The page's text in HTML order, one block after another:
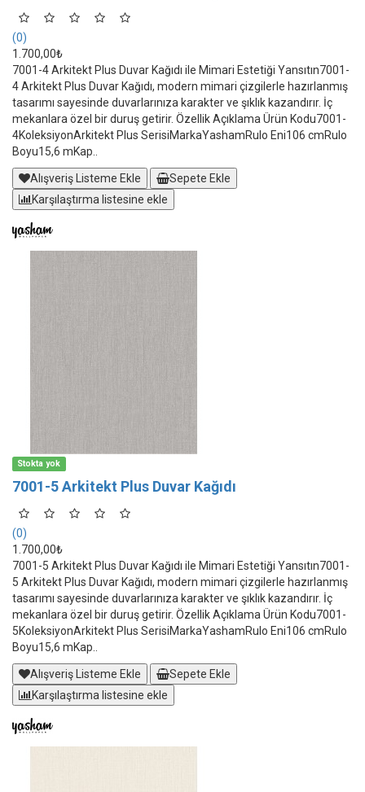
(0)
1.700,00₺
7001-4 Arkitekt Plus Duvar Kağıdı ile Mimari Estetiği Yansıtın7001-
4 Arkitekt Plus Duvar Kağıdı, modern mimari çizgilerle hazırlanmış
tasarımı sayesinde duvarlarınıza karakter ve şıklık kazandırır. İç
mekanlara özel bir duruş getirir. Özellik Açıklama Ürün Kodu7001-
4KoleksiyonArkitekt Plus SerisiMarkaYashamRulo Eni106 cmRulo
Boyu15,6 mKap..
Alışveriş Listeme Ekle
Sepete Ekle
Karşılaştırma listesine ekle
Stokta yok
7001-5 Arkitekt Plus Duvar Kağıdı
(0)
1.700,00₺
7001-5 Arkitekt Plus Duvar Kağıdı ile Mimari Estetiği Yansıtın7001-
5 Arkitekt Plus Duvar Kağıdı, modern mimari çizgilerle hazırlanmış
tasarımı sayesinde duvarlarınıza karakter ve şıklık kazandırır. İç
mekanlara özel bir duruş getirir. Özellik Açıklama Ürün Kodu7001-
5KoleksiyonArkitekt Plus SerisiMarkaYashamRulo Eni106 cmRulo
Boyu15,6 mKap..
Alışveriş Listeme Ekle
Sepete Ekle
Karşılaştırma listesine ekle